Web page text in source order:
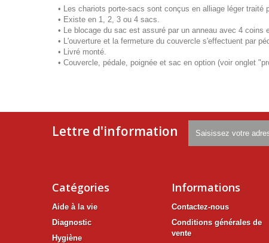
• Les chariots porte-sacs sont conçus en alliage léger traité
• Existe en 1, 2, 3 ou 4 sacs.
• Le blocage du sac est assuré par un anneau avec 4 coins
• L'ouverture et la fermeture du couvercle s'effectuent par
• Livré monté.
• Couvercle, pédale, poignée et sac en option (voir onglet
Lettre d'information
Catégories
Aide à la vie
Diagnostic
Hygiène
Informations
Contactez-nous
Conditions générales de
vente